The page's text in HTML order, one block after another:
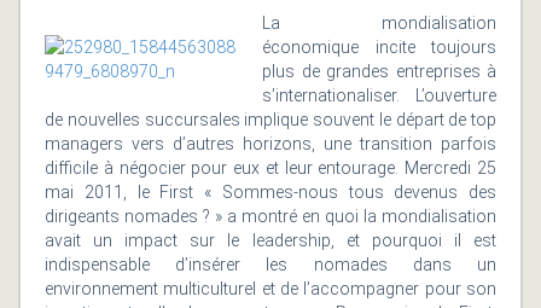
La mondialisation
économique incite toujours
plus de grandes entreprises à
s’internationaliser. L’ouverture
de nouvelles succursales implique souvent le départ de top
managers vers d’autres horizons, une transition parfois
difficile à négocier pour eux et leur entourage. Mercredi 25
mai 2011, le First « Sommes-nous tous devenus des
dirigeants nomades ? » a montré en quoi la mondialisation
avait un impact sur le leadership, et pourquoi il est
indispensable d’insérer les nomades dans un
environnement multiculturel et de l’accompagner pour son